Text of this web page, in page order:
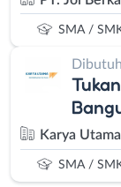
SMA /
Karya
SMA /